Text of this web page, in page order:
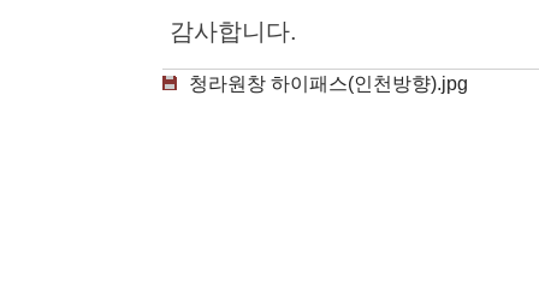
감사합니다.
청라원창 하이패스(인천방향).jpg